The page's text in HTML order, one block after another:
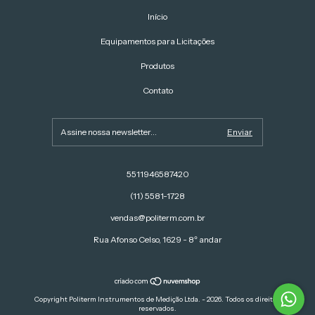
Início
Equipamentos para Licitações
Produtos
Contato
5511946587420
(11) 5581-1728
vendas@politerm.com.br
Rua Afonso Celso, 1629 - 8º andar
Copyright Politerm Instrumentos de Medição Ltda. - 2026. Todos os direitos
reservados.